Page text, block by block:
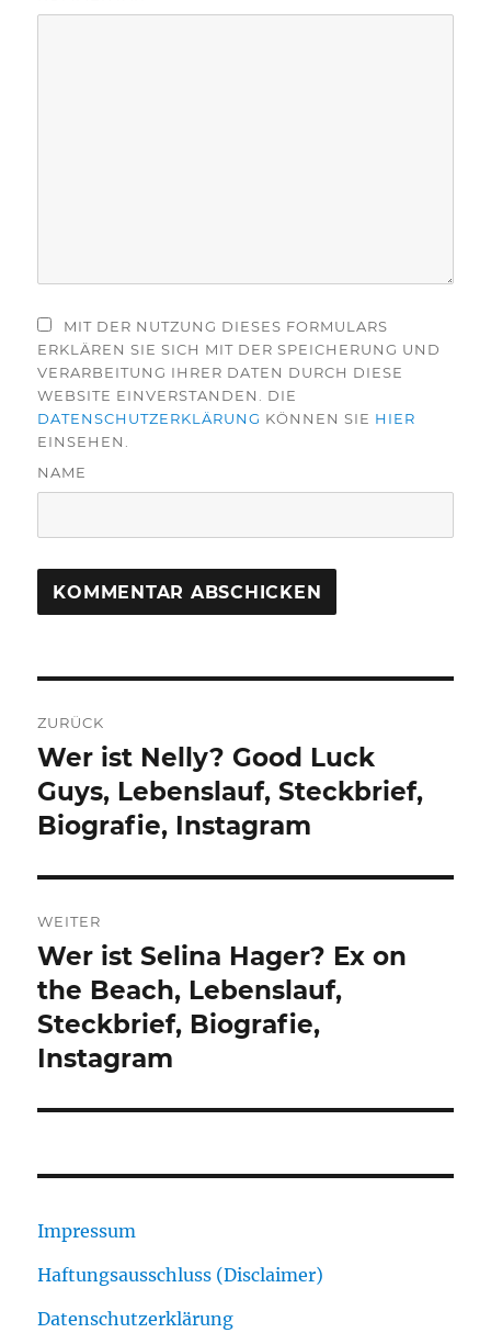
MIT DER NUTZUNG DIESES FORMULARS
ERKLÄREN SIE SICH MIT DER SPEICHERUNG UND
VERARBEITUNG IHRER DATEN DURCH DIESE
WEBSITE EINVERSTANDEN. DIE
DATENSCHUTZERKLÄRUNG KÖNNEN SIE HIER
EINSEHEN.
NAME
ZURÜCK
Vorheriger
Beitrag:
Wer ist Nelly? Good Luck
Guys, Lebenslauf, Steckbrief,
Biografie, Instagram
WEITER
Nächster
Beitrag:
Wer ist Selina Hager? Ex on
the Beach, Lebenslauf,
Steckbrief, Biografie,
Instagram
Impressum
Haftungsausschluss (Disclaimer)
Datenschutzerklärung